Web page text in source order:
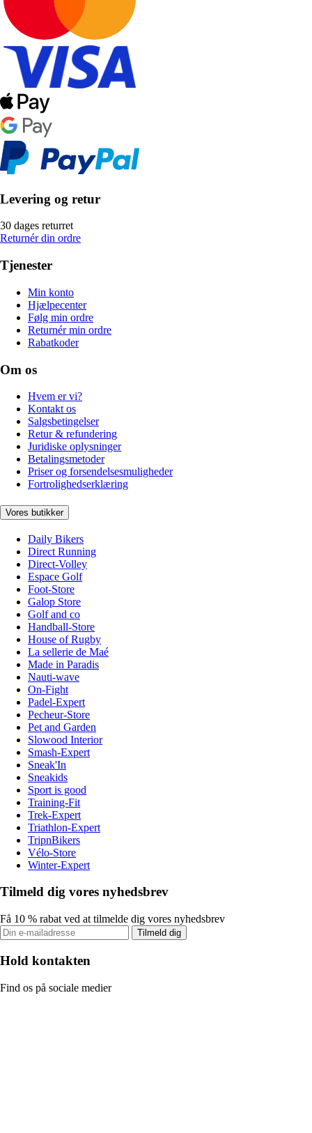
Levering og retur
30 dages returret
Returnér din ordre
Tjenester
Min konto
Hjælpecenter
Følg min ordre
Returnér min ordre
Rabatkoder
Om os
Hvem er vi?
Kontakt os
Salgsbetingelser
Retur & refundering
Juridiske oplysninger
Betalingsmetoder
Priser og forsendelsesmuligheder
Fortrolighedserklæring
Vores butikker
Daily Bikers
Direct Running
Direct-Volley
Espace Golf
Foot-Store
Galop Store
Golf and co
Handball-Store
House of Rugby
La sellerie de Maé
Made in Paradis
Nauti-wave
On-Fight
Padel-Expert
Pecheur-Store
Pet and Garden
Slowood Interior
Smash-Expert
Sneak'In
Sneakids
Sport is good
Training-Fit
Trek-Expert
Triathlon-Expert
TripnBikers
Vélo-Store
Winter-Expert
Tilmeld dig vores nyhedsbrev
Få 10 % rabat ved at tilmelde dig vores nyhedsbrev
Tilmeld dig
Hold kontakten
Find os på sociale medier